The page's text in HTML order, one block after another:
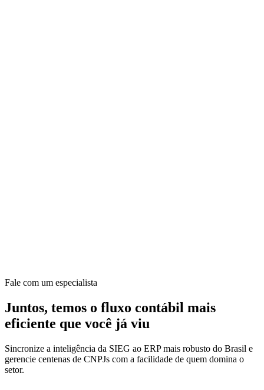
Fale com um especialista
Juntos, temos o fluxo contábil mais
eficiente que você já viu
Sincronize a inteligência da SIEG ao ERP mais robusto do Brasil e
gerencie centenas de CNPJs com a facilidade de quem domina o
setor.